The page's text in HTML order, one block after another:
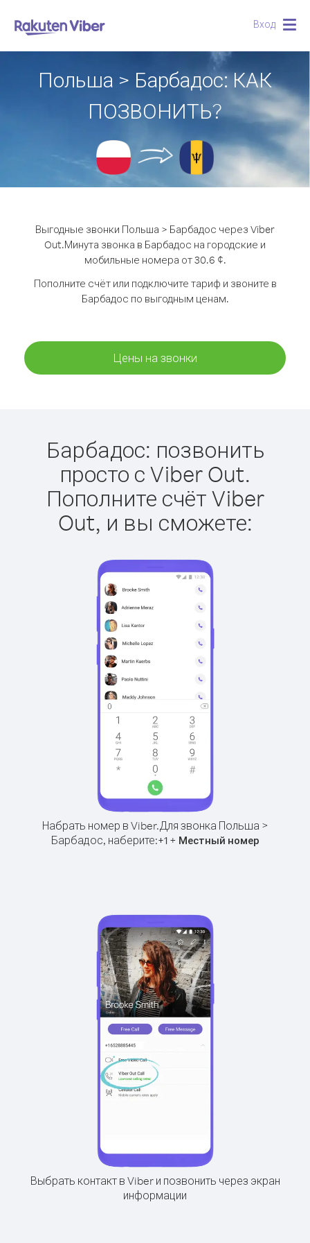
Вход
Польша > Барбадос: КАК
ПОЗВОНИТЬ?
Выгодные звонки Польша > Барбадос через Viber
Out.Минута звонка в Барбадос на городские и
мобильные номера от 30.6 ¢.
Пополните счёт или подключите тариф и звоните в
Барбадос по выгодным ценам.
Цены на звонки
Барбадос: позвонить
просто с Viber Out.
Пополните счёт Viber
Out, и вы сможете:
Набрать номер в Viber.Для звонка Польша >
Барбадос, наберите:+1+ Местный номер
Выбрать контакт в Viber и позвонить через экран
информации